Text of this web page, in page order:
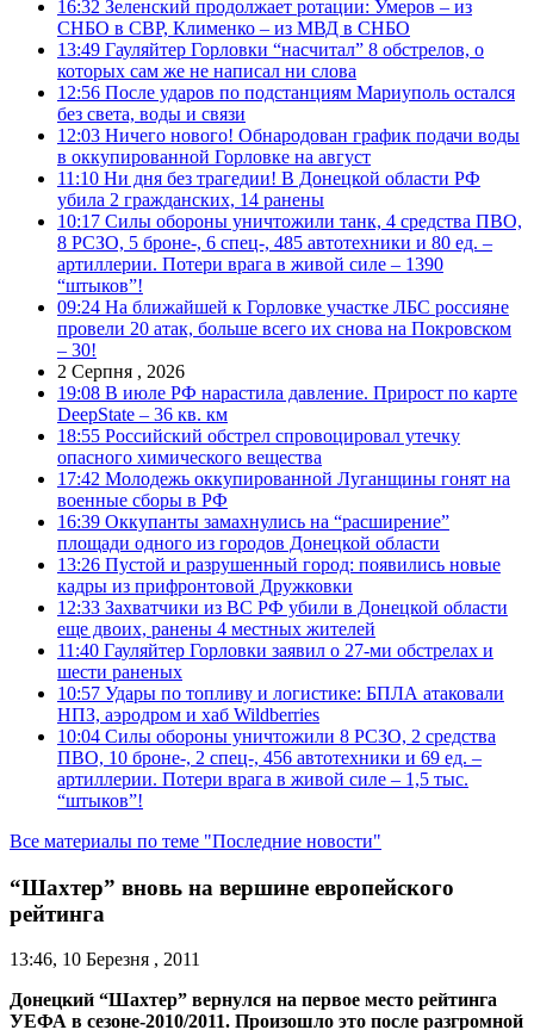
16:32 Зеленский продолжает ротации: Умеров – из
СНБО в СВР, Клименко – из МВД в СНБО
13:49 Гауляйтер Горловки “насчитал” 8 обстрелов, о
которых сам же не написал ни слова
12:56 После ударов по подстанциям Мариуполь остался
без света, воды и связи
12:03 Ничего нового! Обнародован график подачи воды
в оккупированной Горловке на август
11:10 Ни дня без трагедии! В Донецкой области РФ
убила 2 гражданских, 14 ранены
10:17 Силы обороны уничтожили танк, 4 средства ПВО,
8 РСЗО, 5 броне-, 6 спец-, 485 автотехники и 80 ед. –
артиллерии. Потери врага в живой силе – 1390
“штыков”!
09:24 На ближайшей к Горловке участке ЛБС россияне
провели 20 атак, больше всего их снова на Покровском
– 30!
2 Серпня , 2026
19:08 В июле РФ нарастила давление. Прирост по карте
DeepState – 36 кв. км
18:55 Российский обстрел спровоцировал утечку
опасного химического вещества
17:42 Молодежь оккупированной Луганщины гонят на
военные сборы в РФ
16:39 Оккупанты замахнулись на “расширение”
площади одного из городов Донецкой области
13:26 Пустой и разрушенный город: появились новые
кадры из прифронтовой Дружковки
12:33 Захватчики из ВС РФ убили в Донецкой области
еще двоих, ранены 4 местных жителей
11:40 Гауляйтер Горловки заявил о 27-ми обстрелах и
шести раненых
10:57 Удары по топливу и логистике: БПЛА атаковали
НПЗ, аэродром и хаб Wildberries
10:04 Силы обороны уничтожили 8 РСЗО, 2 средства
ПВО, 10 броне-, 2 спец-, 456 автотехники и 69 ед. –
артиллерии. Потери врага в живой силе – 1,5 тыс.
“штыков”!
Все материалы по теме "Последние новости"
“Шахтер” вновь на вершине европейского
рейтинга
13:46, 10 Березня , 2011
Донецкий “Шахтер” вернулся на первое место рейтинга
УЕФА в сезоне-2010/2011. Произошло это после разгромной